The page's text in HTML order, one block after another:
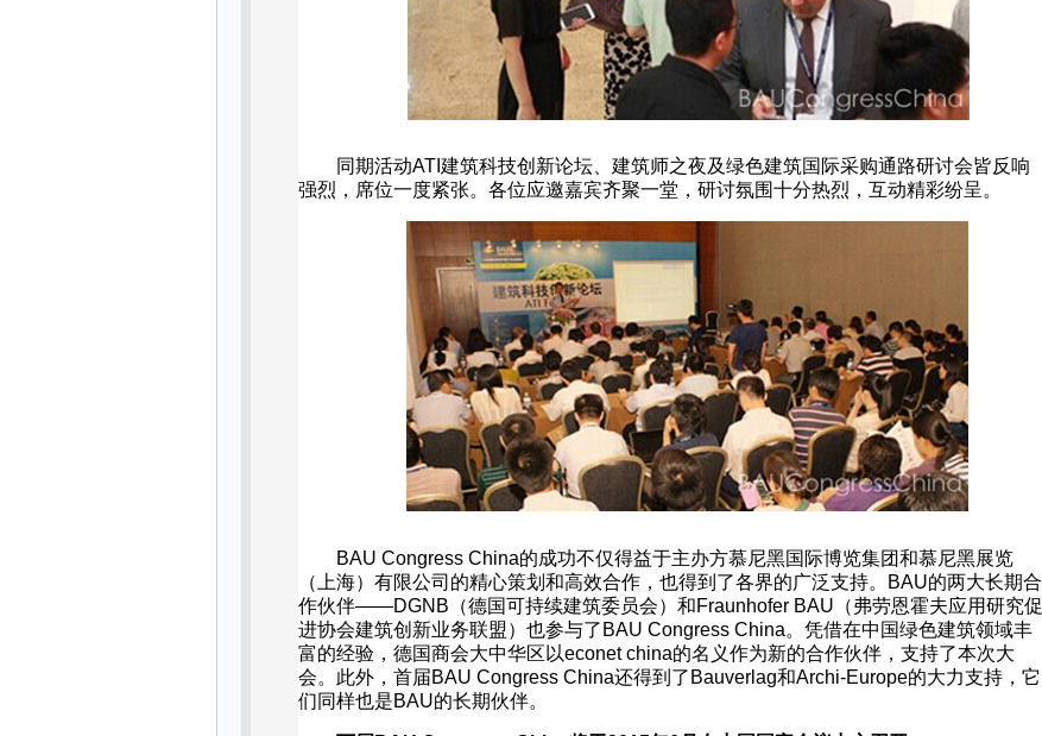
同期活动ATI 建筑科技创新论坛、建筑师之夜及绿色建筑国际采购通路研讨会皆反响
强烈，席位一度紧张。各位应邀嘉宾齐聚一堂，研讨氛围十分热烈，互动精彩纷呈。
BAU Congress China的成功不仅得益于主办方慕尼黑国际博览集团和慕尼黑展览
（上海）有限公司的精心策划和高效合作，也得到了各界的广泛支持。
BAU的两大长期合
作伙伴——DGNB （德国可持续建筑委员会）和Fraunhofer BAU （弗劳恩霍夫应用研究促
进协会建筑创新业务联盟）也参与了 BAU Congress China。凭借在中国绿色建筑领域丰
富的经验，德国商会大中华区以econet china的名义作为新的合作伙伴，支持了本次大
会。此外，首届BAU Congress China还得到了 Bauverlag和Archi-Europe的大力支持，它
们同样也是BAU的长期伙伴。